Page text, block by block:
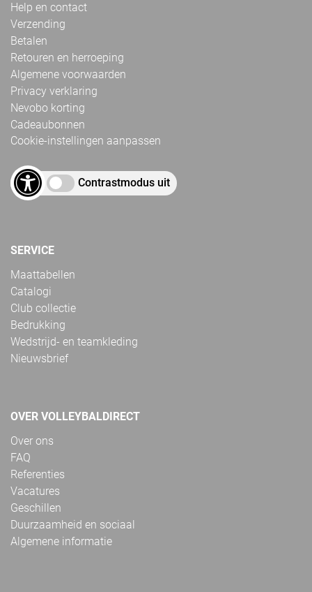
Help en contact
Verzending
Betalen
Retouren en herroeping
Algemene voorwaarden
Privacy verklaring
Nevobo korting
Cadeaubonnen
Cookie-instellingen aanpassen
Contrastmodus uit
SERVICE
Maattabellen
Catalogi
Club collectie
Bedrukking
Wedstrijd- en teamkleding
Nieuwsbrief
OVER VOLLEYBALDIRECT
Over ons
FAQ
Referenties
Vacatures
Geschillen
Duurzaamheid en sociaal
Algemene informatie